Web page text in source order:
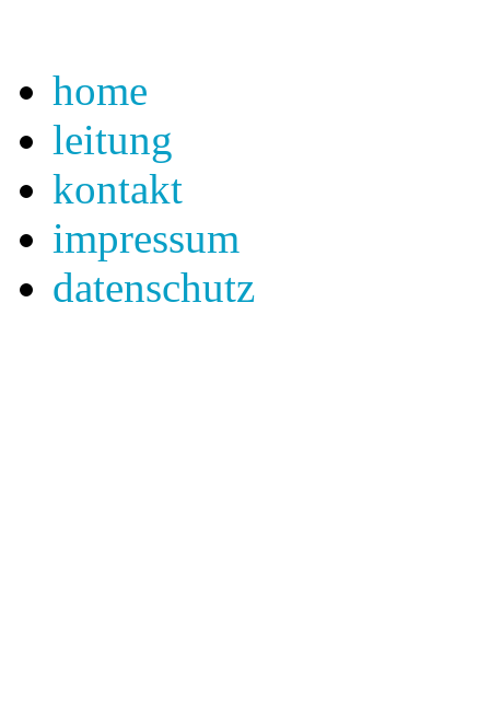
home
leitung
kontakt
impressum
datenschutz